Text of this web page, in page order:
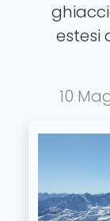
estesi
10